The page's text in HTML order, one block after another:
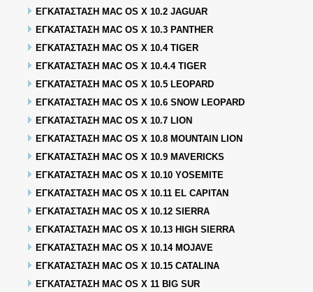
ΕΓΚΑΤΑΣΤΑΣΗ MAC OS X 10.2 JAGUAR
ΕΓΚΑΤΑΣΤΑΣΗ MAC OS X 10.3 PANTHER
ΕΓΚΑΤΑΣΤΑΣΗ MAC OS X 10.4 TIGER
ΕΓΚΑΤΑΣΤΑΣΗ MAC OS X 10.4.4 TIGER
ΕΓΚΑΤΑΣΤΑΣΗ MAC OS X 10.5 LEOPARD
ΕΓΚΑΤΑΣΤΑΣΗ MAC OS X 10.6 SNOW LEOPARD
ΕΓΚΑΤΑΣΤΑΣΗ MAC OS X 10.7 LION
ΕΓΚΑΤΑΣΤΑΣΗ MAC OS X 10.8 MOUNTAIN LION
ΕΓΚΑΤΑΣΤΑΣΗ MAC OS X 10.9 MAVERICKS
ΕΓΚΑΤΑΣΤΑΣΗ MAC OS X 10.10 YOSEMITE
ΕΓΚΑΤΑΣΤΑΣΗ MAC OS X 10.11 EL CAPITAN
ΕΓΚΑΤΑΣΤΑΣΗ MAC OS X 10.12 SIERRA
ΕΓΚΑΤΑΣΤΑΣΗ MAC OS X 10.13 HIGH SIERRA
ΕΓΚΑΤΑΣΤΑΣΗ MAC OS X 10.14 MOJAVE
ΕΓΚΑΤΑΣΤΑΣΗ MAC OS X 10.15 CATALINA
ΕΓΚΑΤΑΣΤΑΣΗ MAC OS X 11 BIG SUR